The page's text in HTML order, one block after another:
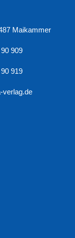
Maikammer
909
919
verlag.de